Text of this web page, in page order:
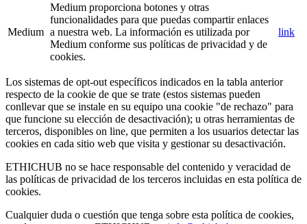
Medium
Medium proporciona botones y otras
funcionalidades para que puedas compartir enlaces
a nuestra web. La información es utilizada por
Medium conforme sus políticas de privacidad y de
cookies.
link
Los sistemas de opt-out específicos indicados en la tabla anterior
respecto de la cookie de que se trate (estos sistemas pueden
conllevar que se instale en su equipo una cookie "de rechazo" para
que funcione su elección de desactivación); u otras herramientas de
terceros, disponibles on line, que permiten a los usuarios detectar las
cookies en cada sitio web que visita y gestionar su desactivación.
ETHICHUB no se hace responsable del contenido y veracidad de
las políticas de privacidad de los terceros incluidas en esta política de
cookies.
Cualquier duda o cuestión que tenga sobre esta política de cookies,